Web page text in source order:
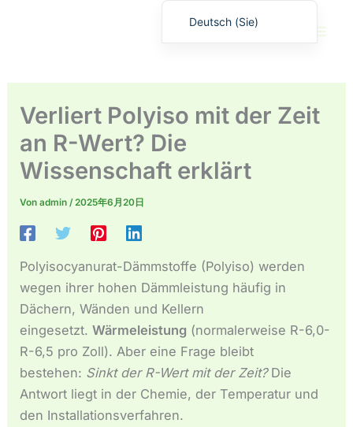
Verliert Polyiso mit der Zeit
an R-Wert? Die
Wissenschaft erklärt
Vonadmin/2025年6月20日
Polyisocyanurat-Dämmstoffe (Polyiso) werden
wegen ihrer hohen Dämmleistung häufig in
Dächern, Wänden und Kellern
eingesetzt.Wärmeleistung (normalerweise R-6,0-
R-6,5 pro Zoll). Aber eine Frage bleibt
bestehen: Sinkt der R-Wert mit der Zeit?Die
Antwort liegt in der Chemie, der Temperatur und
den Installationsverfahren.
Deutsch (Sie)
Español
Русский
Español de Perú
Español de Colombia
Español de Chile
Español de México